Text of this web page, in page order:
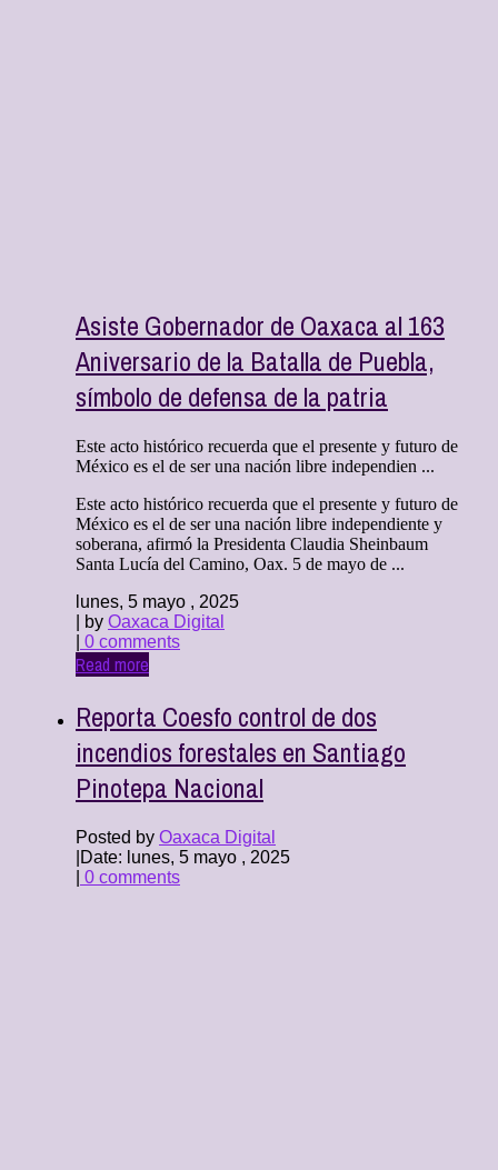
Asiste Gobernador de Oaxaca al 163
Aniversario de la Batalla de Puebla,
símbolo de defensa de la patria
Este acto histórico recuerda que el presente y futuro de
México es el de ser una nación libre independien ...
Este acto histórico recuerda que el presente y futuro de
México es el de ser una nación libre independiente y
soberana, afirmó la Presidenta Claudia Sheinbaum
Santa Lucía del Camino, Oax. 5 de mayo de ...
lunes, 5 mayo , 2025
| by Oaxaca Digital
0 comments
Read more
Reporta Coesfo control de dos
incendios forestales en Santiago
Pinotepa Nacional
Posted by Oaxaca Digital
Date: lunes, 5 mayo , 2025
0 comments